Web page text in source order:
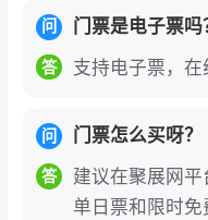
问 门票是电子票吗
答 支持电子票，在
问 门票怎么买呀？
答
建议在聚展网平
单日票和限时免